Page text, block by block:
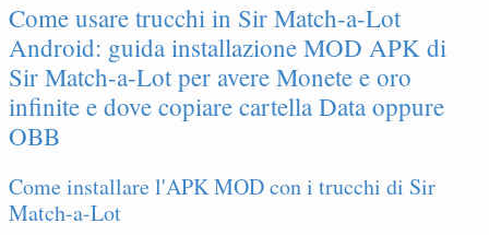
Come usare trucchi in Sir Match-a-Lot
Android: guida installazione MOD APK di
Sir Match-a-Lot per avere Monete e oro
infinite e dove copiare cartella Data oppure
OBB
Come installare l'APK MOD con i trucchi di Sir
Match-a-Lot